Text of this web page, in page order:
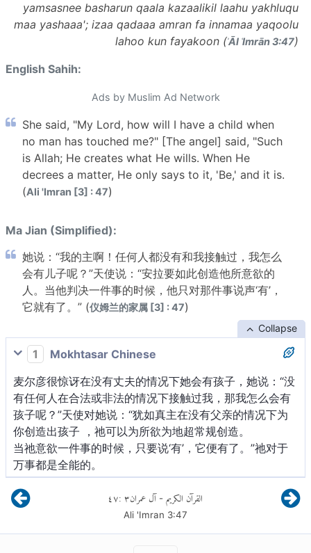
yamsasnee basharun qaala kazaalikil laahu yakhluqu
maa yashaaa'; izaa qadaaa amran fa innamaa yaqoolu
lahoo kun fayakoon (ʾĀl ʿImrān 3:47)
English Sahih:
Ads by Muslim Ad Network
She said, "My Lord, how will I have a child when
no man has touched me?" [The angel] said, "Such
is Allah; He creates what He wills. When He
decrees a matter, He only says to it, 'Be,' and it is.
(Ali 'Imran [3] : 47)
Ma Jian (Simplified):
她说：“我的主啊！任何人都没有和我接触过，我怎么
会有儿子呢？”天使说：“安拉要如此创造他所意欲的
人。当他判决一件事的时候，他只对那件事说声‘有’，
它就有了。” (仪姆兰的家属 [3] : 47)
Collapse
1
Mokhtasar Chinese
麦尔彦很惊讶在没有丈夫的情况下她会有孩子，她说：“没
有任何人在合法或非法的情况下接触过我，那我怎么会有
孩子呢？”天使对她说：“犹如真主在没有父亲的情况下为
你创造出孩子 ，祂可以为所欲为地超常规创造。
当祂意欲一件事的时候，只要说‘有’，它便有了。”祂对于
万事都是全能的。
القرآن الكريم - آل عمران٣:٤٧
Ali 'Imran 3:47